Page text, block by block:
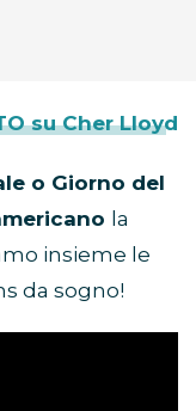
su Cher Lloyd
o Giorno del
la
insieme le
da sogno!